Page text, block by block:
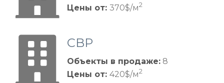
Цены от: 370$/м2
CBP
Объекты в продаже: 8
Цены от: 420$/м2